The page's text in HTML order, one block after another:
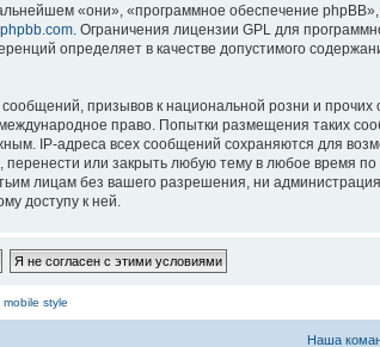
«они», «программное обеспечение phpBB»,
. Ограничения лицензии GPL для
определяет в качестве допустимого
призывов к национальной розни и
право. Попытки размещения таких
IP-адреса всех сообщений сохраняются для
или закрыть любую тему в любое время
лицам без вашего разрешения, ни
доступу к ней.
style
Наша